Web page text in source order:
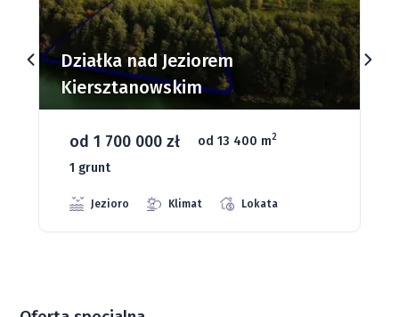
Działki budowlane nad Jeziorem
Dąbrowa Mała
od 93 280 zł od 1075 m 2 66 grunt